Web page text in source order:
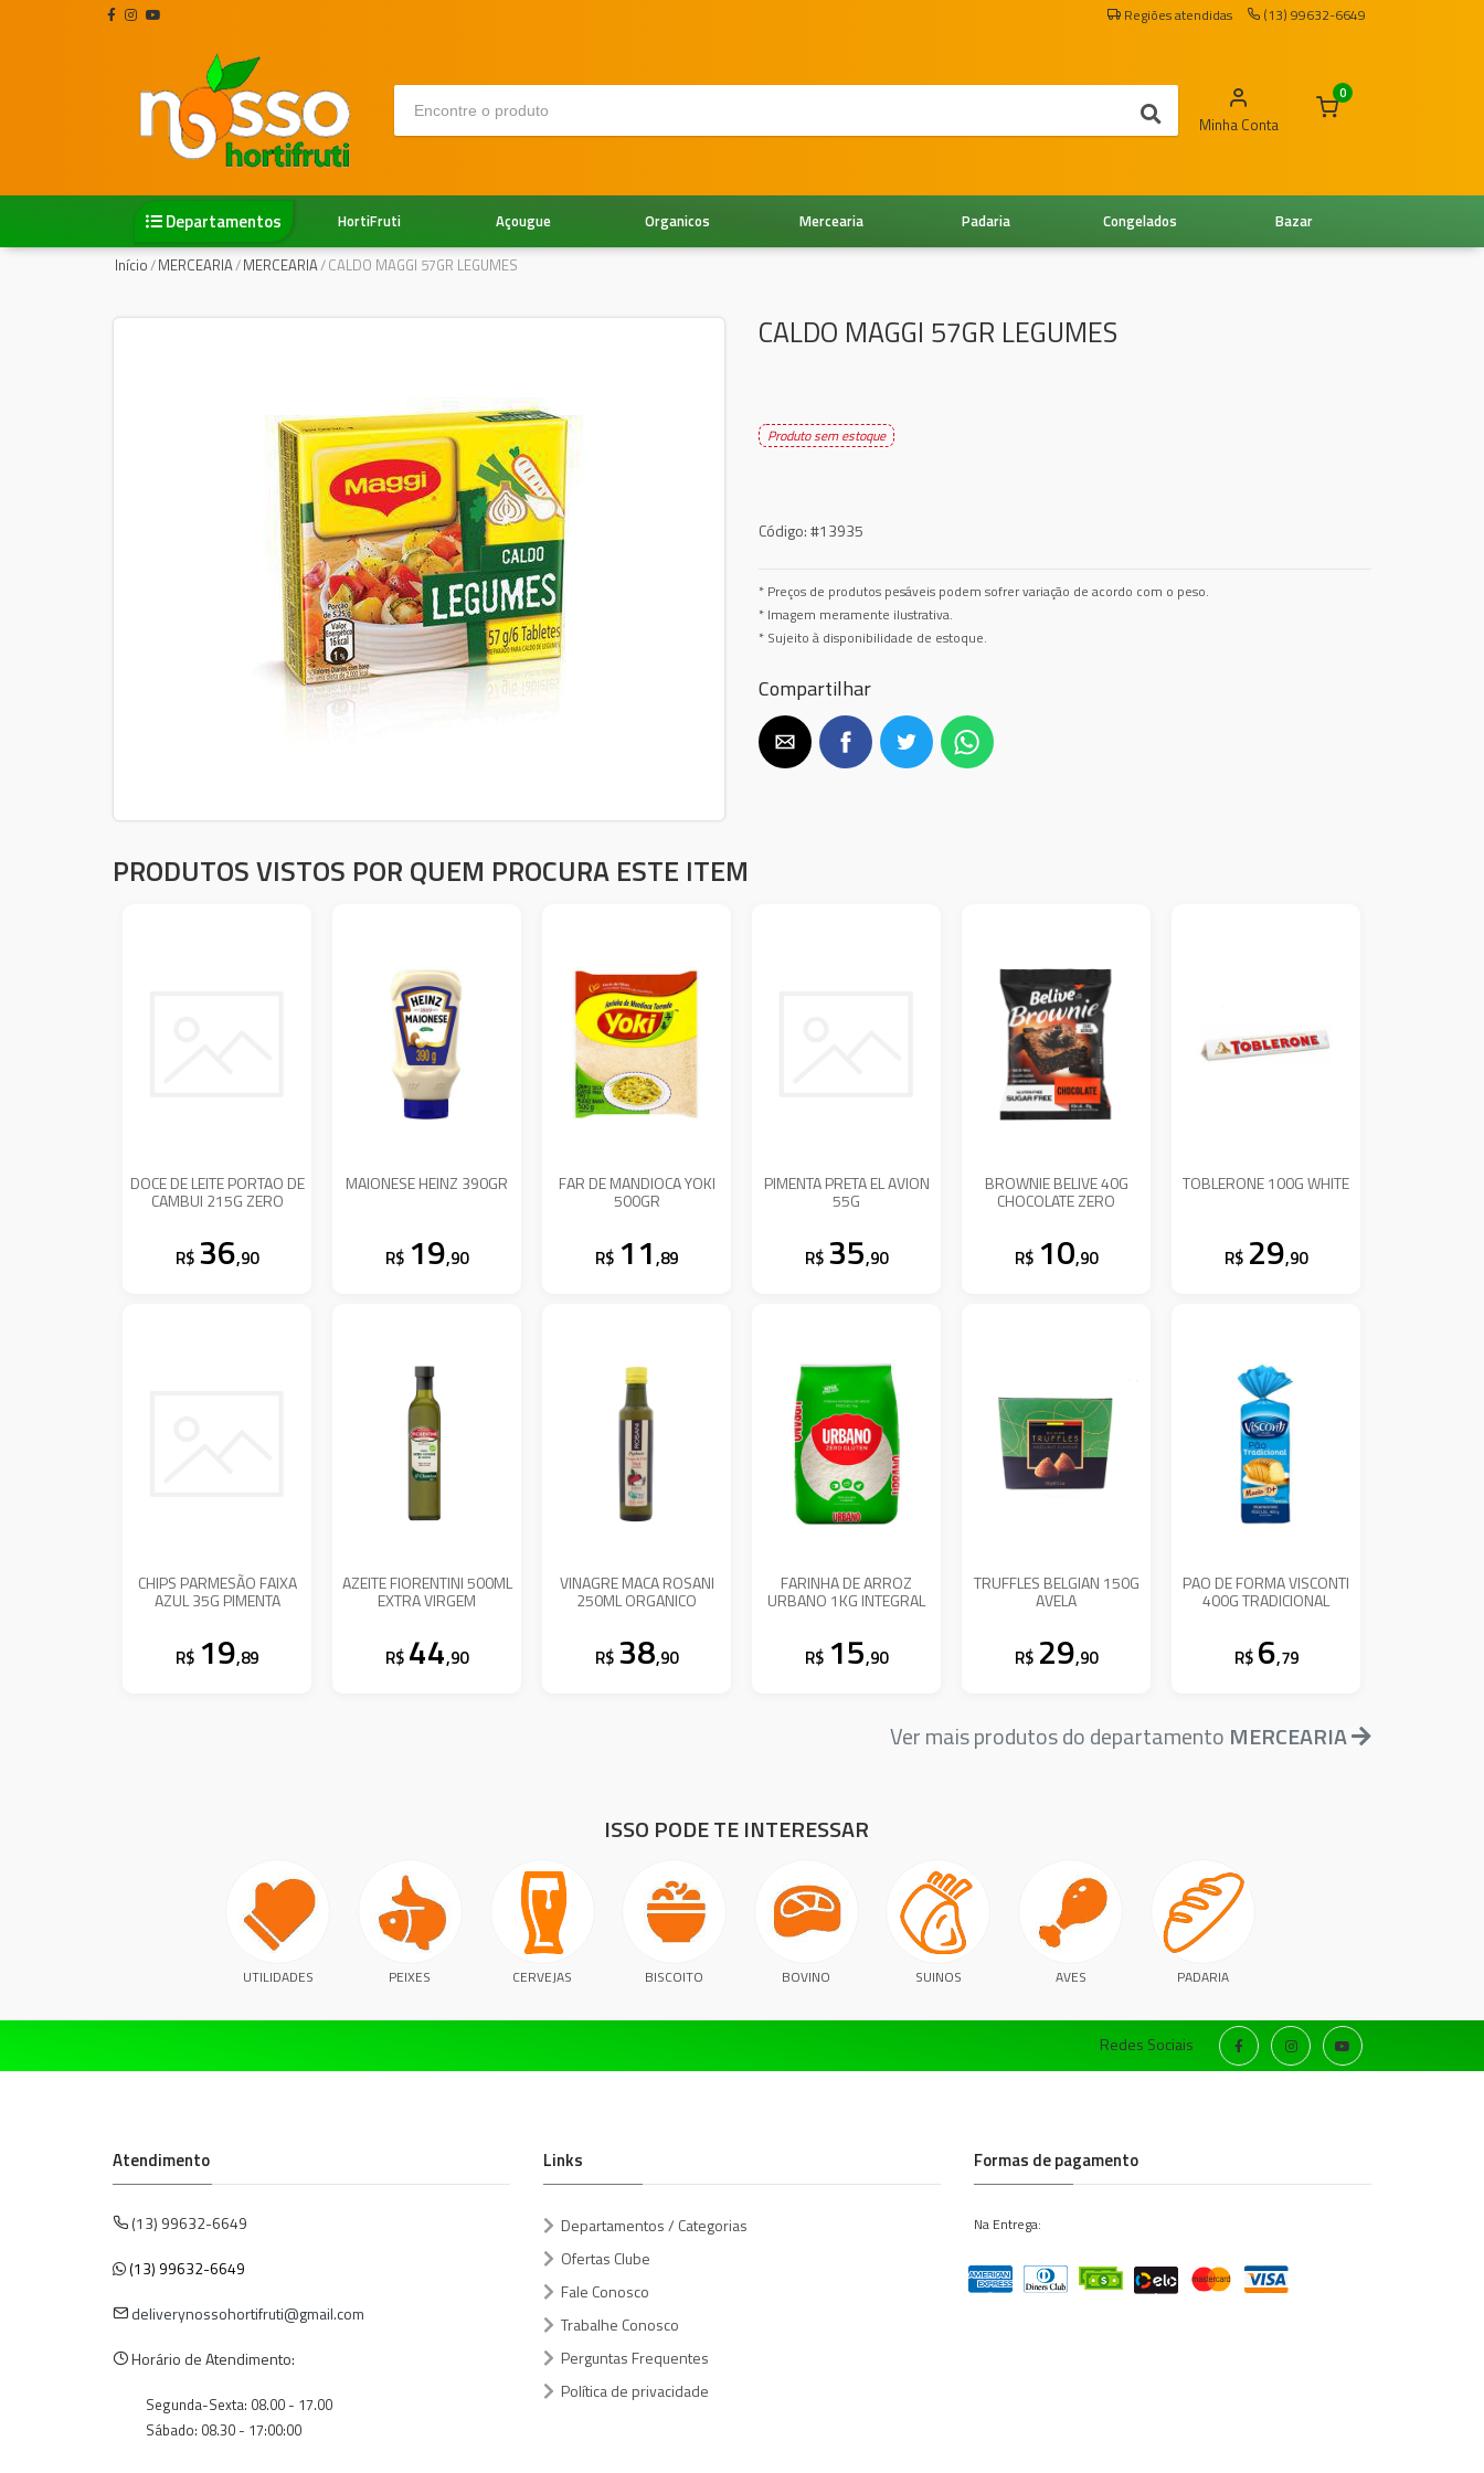
Regiões atendidas (13) 99632-6649
Minha Conta
0
Departamentos Bazar
Congelados
Padaria
Mercearia
Organicos
Açougue
HortiFruti
Início/MERCEARIA/MERCEARIA/CALDO MAGGI 57GR LEGUMES
CALDO MAGGI 57GR LEGUMES
Produto sem estoque
Código:#13935
* Preços de produtos pesáveis podem sofrer variação de acordo com o peso.
* Imagem meramente ilustrativa.
* Sujeito à disponibilidade de estoque.
Compartilhar
PRODUTOS VISTOS POR QUEM PROCURA ESTE ITEM
DOCE DE LEITE PORTAO DE
CAMBUI 215G ZERO
R$ 36,90
MAIONESE HEINZ 390GR
R$ 19,90
FAR DE MANDIOCA YOKI
500GR
R$ 11,89
PIMENTA PRETA EL AVION
55G
R$ 35,90
BROWNIE BELIVE 40G
CHOCOLATE ZERO
R$ 10,90
TOBLERONE 100G WHITE
R$ 29,90
CHIPS PARMESÃO FAIXA
AZUL 35G PIMENTA
R$ 19,89
AZEITE FIORENTINI 500ML
EXTRA VIRGEM
R$ 44,90
VINAGRE MACA ROSANI
250ML ORGANICO
R$ 38,90
FARINHA DE ARROZ
URBANO 1KG INTEGRAL
R$ 15,90
TRUFFLES BELGIAN 150G
AVELA
R$ 29,90
PAO DE FORMA VISCONTI
400G TRADICIONAL
R$ 6,79
Ver mais produtos do departamento MERCEARIA
ISSO PODE TE INTERESSAR
UTILIDADES PEIXES CERVEJAS BISCOITO BOVINO SUINOS AVES PADARIA
Redes Sociais
Atendimento
(13) 99632-6649
(13) 99632-6649
deliverynossohortifruti@gmail.com
Horário de Atendimento:
Segunda-Sexta: 08.00 - 17.00
Sábado: 08.30 - 17:00:00
Links
Departamentos / Categorias
Ofertas Clube
Fale Conosco
Trabalhe Conosco
Perguntas Frequentes
Política de privacidade
Formas de pagamento
Na Entrega: